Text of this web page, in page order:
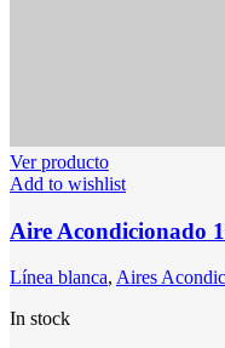
Ver producto
Add to wishlist
Aire Acondicionado
Línea blanca, Aires
In stock